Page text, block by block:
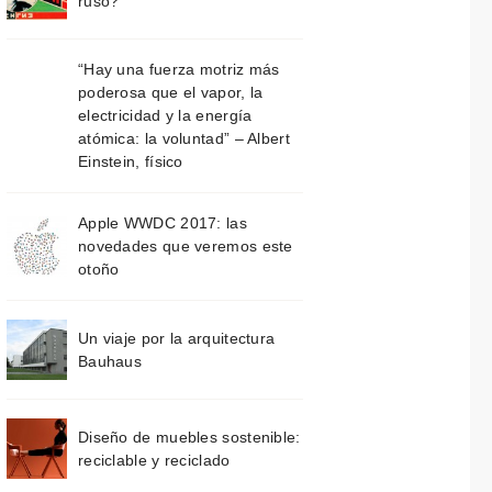
“Hay una fuerza motriz más
poderosa que el vapor, la
electricidad y la energía
atómica: la voluntad” – Albert
Einstein, físico
Apple WWDC 2017: las
novedades que veremos este
otoño
Un viaje por la arquitectura
Bauhaus
Diseño de muebles sostenible:
reciclable y reciclado